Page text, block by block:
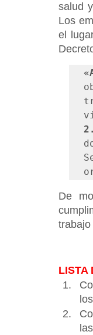
salud
Los
el
De
LISTA